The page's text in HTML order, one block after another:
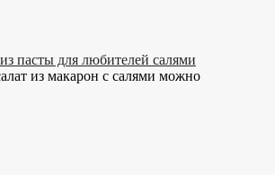
пасты для любителей салями
из макарон с салями можно